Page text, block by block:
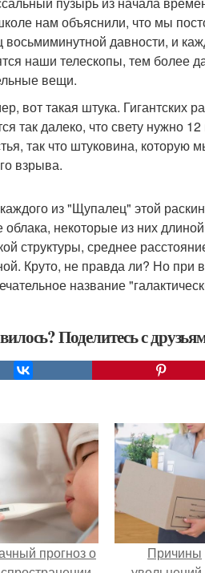
нам объяснили, что мы
восьмиминутной давности, и
наши телескопы, тем более
вещи.
вот такая штука. Гигантских
так далеко, что свету нужно
так что штуковина,
взрыва.
из "Щупалец" этой
облака, некоторые из них
структуры, среднее
Круто, не правда ли? Но при
название
Поделитесь с
прогноз о
Причины